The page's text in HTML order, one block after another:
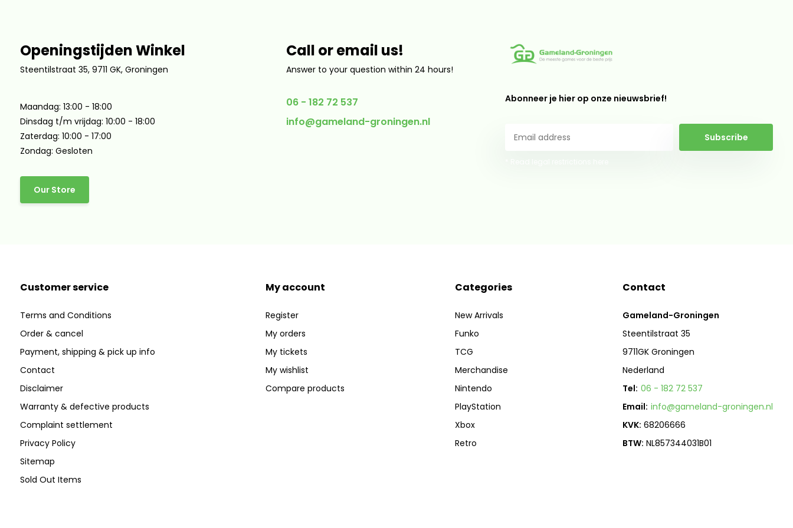
Openingstijden Winkel
Steentilstraat 35, 9711 GK, Groningen
Maandag: 13:00 - 18:00
Dinsdag t/m vrijdag: 10:00 - 18:00
Zaterdag: 10:00 - 17:00
Zondag: Gesloten
Our Store
Call or email us!
Answer to your question within 24 hours!
06 - 182 72 537
info@gameland-groningen.nl
Abonneer je hier op onze nieuwsbrief!
Subscribe
Customer service
Terms and Conditions
Order & cancel
Payment, shipping & pick up info
Contact
Disclaimer
Warranty & defective products
Complaint settlement
Privacy Policy
Sitemap
Sold Out Items
My account
Register
My orders
My tickets
My wishlist
Compare products
Categories
New Arrivals
Funko
TCG
Merchandise
Nintendo
PlayStation
Xbox
Retro
Contact
Gameland-Groningen
Steentilstraat 35
9711GK Groningen
Nederland
Tel: 06 - 182 72 537
Email: info@gameland-groningen.nl
KVK: 68206666
BTW: NL857344031B01